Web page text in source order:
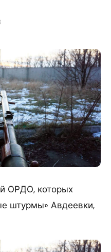
ОРДО, которых
штурмы» Авдеевки,